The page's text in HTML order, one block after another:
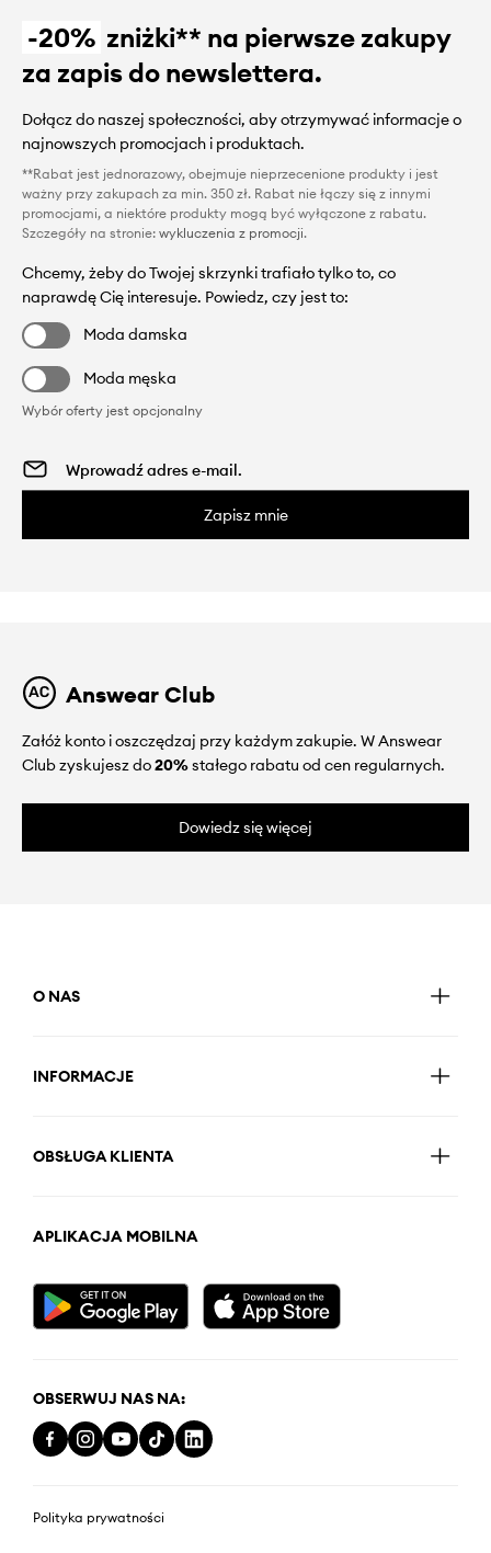
-20% zniżki** na pierwsze zakupy
za zapis do newslettera.
Dołącz do naszej społeczności, aby otrzymywać informacje o
najnowszych promocjach i produktach.
**Rabat jest jednorazowy, obejmuje nieprzecenione produkty i jest
ważny przy zakupach za min. 350 zł. Rabat nie łączy się z innymi
promocjami, a niektóre produkty mogą być wyłączone z rabatu.
Szczegóły na stronie: wykluczenia z promocji.
Chcemy, żeby do Twojej skrzynki trafiało tylko to, co
naprawdę Cię interesuje. Powiedz, czy jest to:
Moda damska
Moda męska
Wybór oferty jest opcjonalny
Zapisz mnie
Answear Club
Załóż konto i oszczędzaj przy każdym zakupie. W Answear
Club zyskujesz do20%stałego rabatu od cen regularnych.
Dowiedz się więcej
O NAS
INFORMACJE
OBSŁUGA KLIENTA
APLIKACJA MOBILNA
OBSERWUJ NAS NA:
Polityka prywatności